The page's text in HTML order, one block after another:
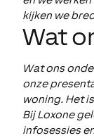
kijken we
Wat
Wat ons
onze
woning. Het
Bij Loxone
infosessies